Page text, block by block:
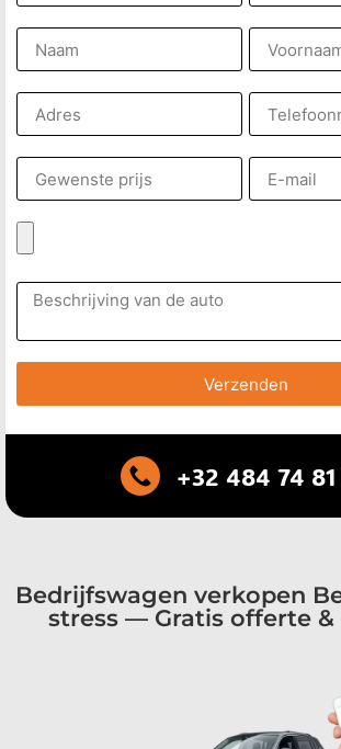
Verzenden
+32 484 74
Bedrijfswagen verkopen
stress — Gratis offerte &